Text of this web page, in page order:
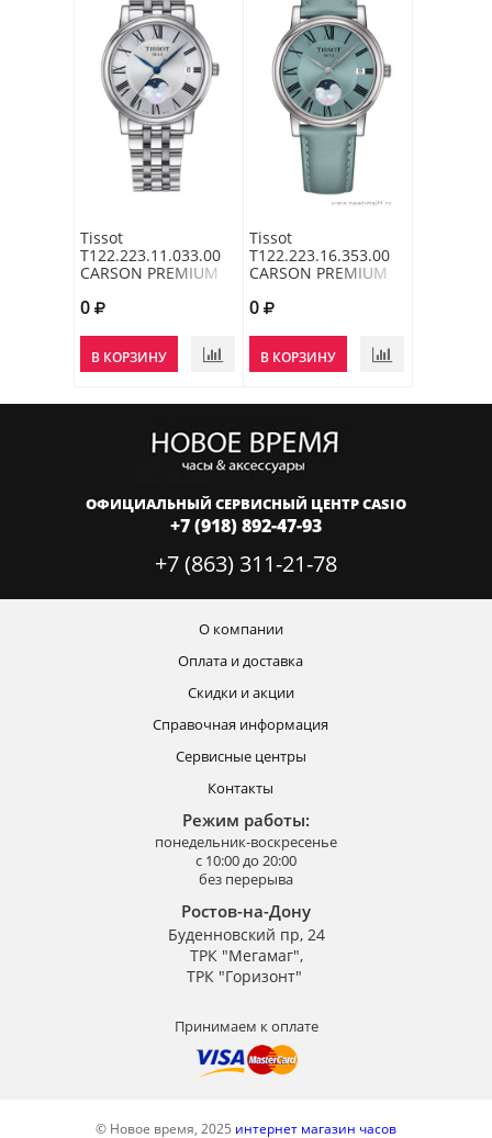
Tissot
T122.223.11.033.00
CARSON PREMIUM
0
В КОРЗИНУ
Tissot
T122.223.16.353.00
CARSON PREMIUM
0
В КОРЗИНУ
ОФИЦИАЛЬНЫЙ СЕРВИСНЫЙ ЦЕНТР CASIO
+7 (918) 892-47-93
+7 (863) 311-21-78
О компании
Оплата и доставка
Скидки и акции
Справочная информация
Сервисные центры
Контакты
Режим работы:
понедельник-воскресенье
с 10:00 до 20:00
без перерыва
Ростов-на-Дону
Буденновский пр, 24
ТРК "Мегамаг",
ТРК "Горизонт"
Принимаем к оплате
© Новое время, 2025 интернет магазин часов